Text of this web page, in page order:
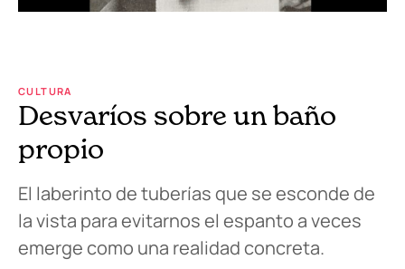
CULTURA
Desvaríos sobre un baño
propio
El laberinto de tuberías que se esconde de
la vista para evitarnos el espanto a veces
emerge como una realidad concreta.